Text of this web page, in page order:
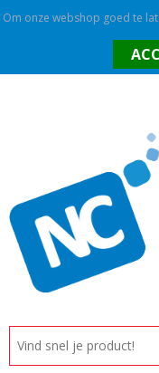
Promotietextiel
Tassen
Alle categorieën
Custom made
Om onze webshop goed te